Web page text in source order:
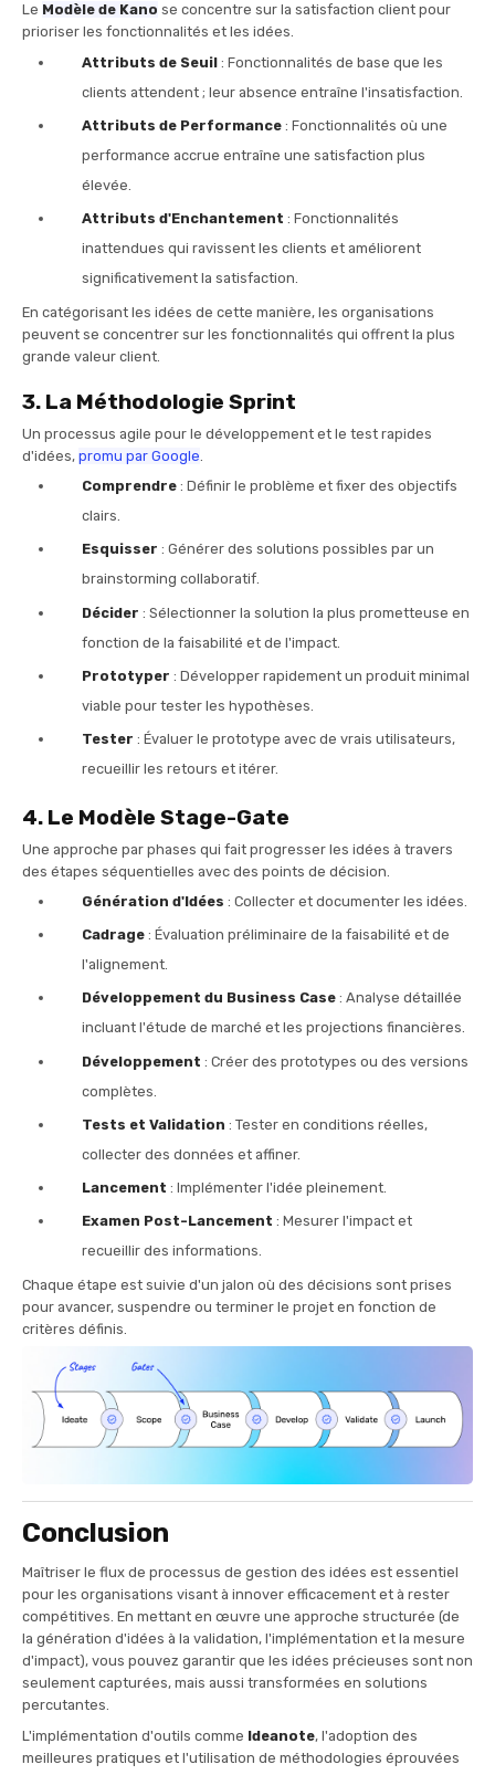
Le Modèle de Kano se concentre sur la satisfaction client pour
prioriser les fonctionnalités et les idées.
Attributs de Seuil : Fonctionnalités de base que les
clients attendent ; leur absence entraîne l'insatisfaction.
Attributs de Performance : Fonctionnalités où une
performance accrue entraîne une satisfaction plus
élevée.
Attributs d'Enchantement : Fonctionnalités
inattendues qui ravissent les clients et améliorent
significativement la satisfaction.
En catégorisant les idées de cette manière, les organisations
peuvent se concentrer sur les fonctionnalités qui offrent la plus
grande valeur client.
3. La Méthodologie Sprint
Un processus agile pour le développement et le test rapides
d'idées, promu par Google
Comprendre : Définir le problème et fixer des objectifs
clairs.
Esquisser : Générer des solutions possibles par un
brainstorming collaboratif.
Décider : Sélectionner la solution la plus prometteuse en
fonction de la faisabilité et de l'impact.
Prototyper : Développer rapidement un produit minimal
viable pour tester les hypothèses.
Tester : Évaluer le prototype avec de vrais utilisateurs,
recueillir les retours et itérer.
4. Le Modèle Stage-Gate
Une approche par phases qui fait progresser les idées à travers
des étapes séquentielles avec des points de décision.
Génération d'Idées : Collecter et documenter les idées.
Cadrage : Évaluation préliminaire de la faisabilité et de
l'alignement.
Développement du Business Case : Analyse détaillée
incluant l'étude de marché et les projections financières.
Développement : Créer des prototypes ou des versions
complètes.
Tests et Validation : Tester en conditions réelles,
collecter des données et affiner.
Lancement : Implémenter l'idée pleinement.
Examen Post-Lancement : Mesurer l'impact et
recueillir des informations.
Chaque étape est suivie d'un jalon où des décisions sont prises
pour avancer, suspendre ou terminer le projet en fonction de
critères définis.
Conclusion
Maîtriser le flux de processus de gestion des idées est essentiel
pour les organisations visant à innover efficacement et à rester
compétitives. En mettant en œuvre une approche structurée (de
la génération d'idées à la validation, l'implémentation et la mesure
d'impact), vous pouvez garantir que les idées précieuses sont non
seulement capturées, mais aussi transformées en solutions
percutantes.
L'implémentation d'outils comme Ideanote, l'adoption des
meilleures pratiques et l'utilisation de méthodologies éprouvées